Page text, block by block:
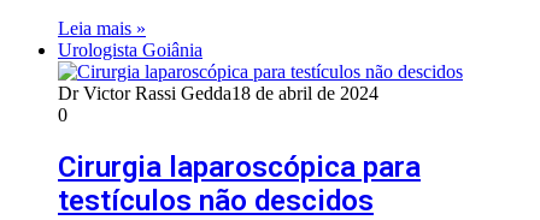
Leia mais »
Urologista Goiânia
Dr Victor Rassi Gedda18 de abril de 2024
0
Cirurgia laparoscópica para
testículos não descidos